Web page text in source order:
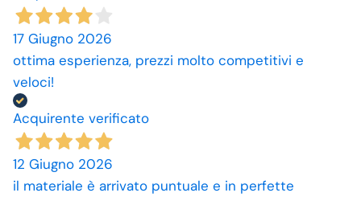
17 Giugno 2026
ottima esperienza, prezzi molto competitivi e
veloci!
Acquirente verificato
12 Giugno 2026
il materiale è arrivato puntuale e in perfette